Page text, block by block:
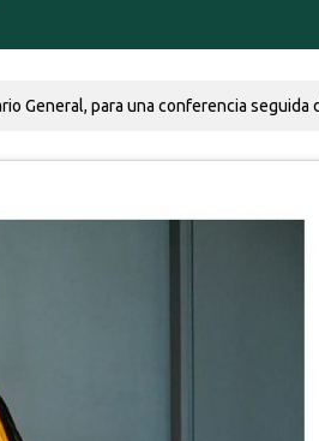
General, para una conferencia